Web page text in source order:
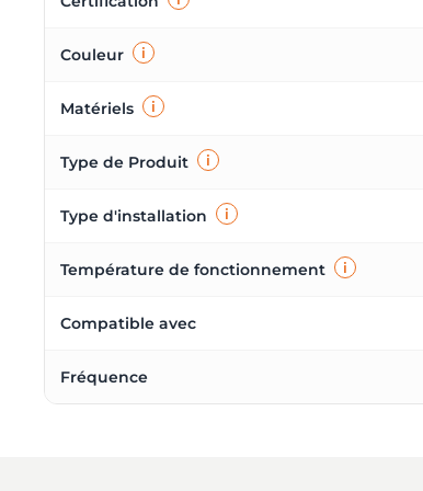
Couleur i
Matériels i
Type de Produit i
Type d'installation i
Température de fonctionnement i
Compatible avec
Fréquence